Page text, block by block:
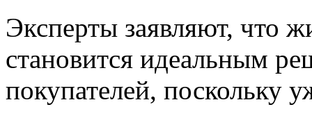
Эксперты заявляют, что
становится идеальным
покупателей, поскольку